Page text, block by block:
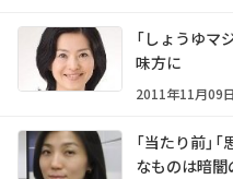
「しょうゆマ
味方に
2011年11月09
「当たり前」
なものは暗